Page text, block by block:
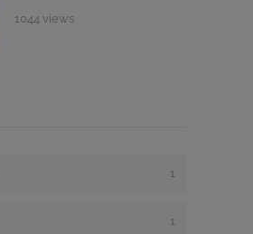
1044 views
1
1